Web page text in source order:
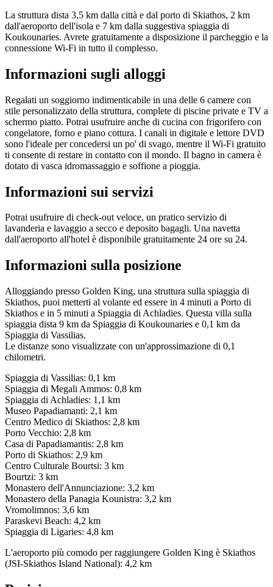
La struttura dista 3,5 km dalla città e dal porto di Skiathos, 2 km
dall'aeroporto dell'isola e 7 km dalla suggestiva spiaggia di
Koukounaries. Avrete gratuitamente a disposizione il parcheggio e la
connessione Wi-Fi in tutto il complesso.
Informazioni sugli alloggi
Regalati un soggiorno indimenticabile in una delle 6 camere con
stile personalizzato della struttura, complete di piscine private e TV a
schermo piatto. Potrai usufruire anche di cucina con frigorifero con
congelatore, forno e piano cottura. I canali in digitale e lettore DVD
sono l'ideale per concedersi un po' di svago, mentre il Wi-Fi gratuito
ti consente di restare in contatto con il mondo. Il bagno in camera è
dotato di vasca idromassaggio e soffione a pioggia.
Informazioni sui servizi
Potrai usufruire di check-out veloce, un pratico servizio di
lavanderia e lavaggio a secco e deposito bagagli. Una navetta
dall'aeroporto all'hotel è disponibile gratuitamente 24 ore su 24.
Informazioni sulla posizione
Alloggiando presso Golden King, una struttura sulla spiaggia di
Skiathos, puoi metterti al volante ed essere in 4 minuti a Porto di
Skiathos e in 5 minuti a Spiaggia di Achladies. Questa villa sulla
spiaggia dista 9 km da Spiaggia di Koukounaries e 0,1 km da
Spiaggia di Vassilias.
Le distanze sono visualizzate con un'approssimazione di 0,1
chilometri.
Spiaggia di Vassilias: 0,1 km
Spiaggia di Megali Ammos: 0,8 km
Spiaggia di Achladies: 1,1 km
Museo Papadiamanti: 2,1 km
Centro Medico di Skiathos: 2,8 km
Porto Vecchio: 2,8 km
Casa di Papadiamantis: 2,8 km
Porto di Skiathos: 2,9 km
Centro Culturale Bourtsi: 3 km
Bourtzi: 3 km
Monastero dell'Annunciazione: 3,2 km
Monastero della Panagia Kounistra: 3,2 km
Vromolimnos: 3,6 km
Paraskevi Beach: 4,2 km
Spiaggia di Ligaries: 4,8 km
L'aeroporto più comodo per raggiungere Golden King è Skiathos
(JSI-Skiathos Island National): 4,2 km